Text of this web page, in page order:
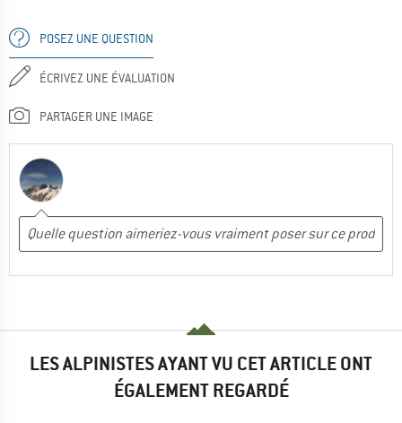
POSEZ UNE QUESTION
ÉCRIVEZ UNE ÉVALUATION
PARTAGER UNE IMAGE
LES ALPINISTES AYANT VU CET ARTICLE ONT
ÉGALEMENT REGARDÉ